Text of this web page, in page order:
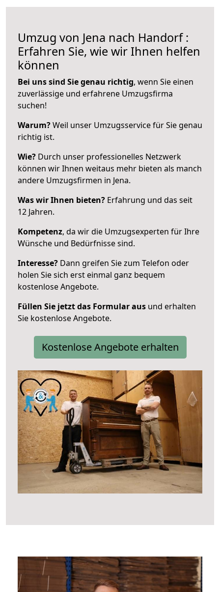
Umzug von Jena nach Handorf :
Erfahren Sie, wie wir Ihnen helfen
können
Bei uns sind Sie genau richtig, wenn Sie einen
zuverlässige und erfahrene Umzugsfirma
suchen!
Warum?Weil unser Umzugsservice für Sie genau
richtig ist.
Wie? Durch unser professionelles Netzwerk
können wir Ihnen weitaus mehr bieten als manch
andere Umzugsfirmen in Jena.
Was wir Ihnen bieten? Erfahrung und das seit
12 Jahren.
Kompetenz, da wir die Umzugsexperten für Ihre
Wünsche und Bedürfnisse sind.
Interesse? Dann greifen Sie zum Telefon oder
holen Sie sich erst einmal ganz bequem
kostenlose Angebote.
Füllen Sie jetzt das Formular aus und erhalten
Sie kostenlose Angebote.
Kostenlose Angebote erhalten